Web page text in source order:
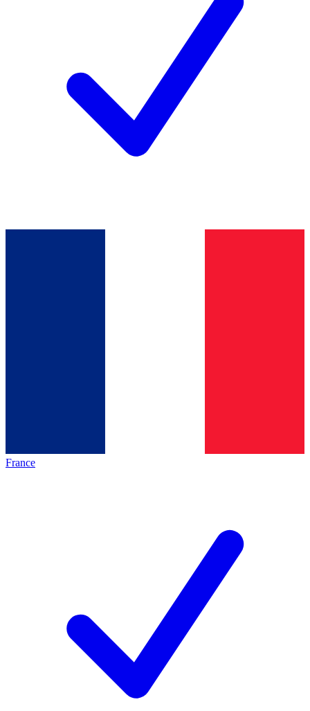
France